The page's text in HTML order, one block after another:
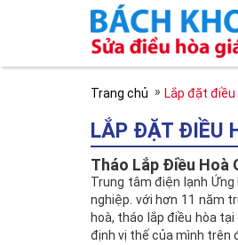
Trang chủ » Lắp đặt điều
LẮP ĐẶT ĐIỀU
Tháo Lắp Điều Hoà
Trung tâm điện lạnh Ứng
nghiệp. với hơn 11 năm
hoà, tháo lắp điều hòa
định vị thế của mình trên